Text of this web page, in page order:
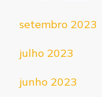
setembro 2023
julho 2023
junho 2023